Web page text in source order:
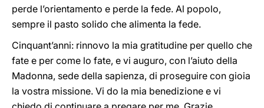
perde l’orientamento e perde la fede. Al popolo,
sempre il pasto solido che alimenta la fede.
Cinquant’anni: rinnovo la mia gratitudine per quello che
fate e per come lo fate, e vi auguro, con l’aiuto della
Madonna, sede della sapienza, di proseguire con gioia
la vostra missione. Vi do la mia benedizione e vi